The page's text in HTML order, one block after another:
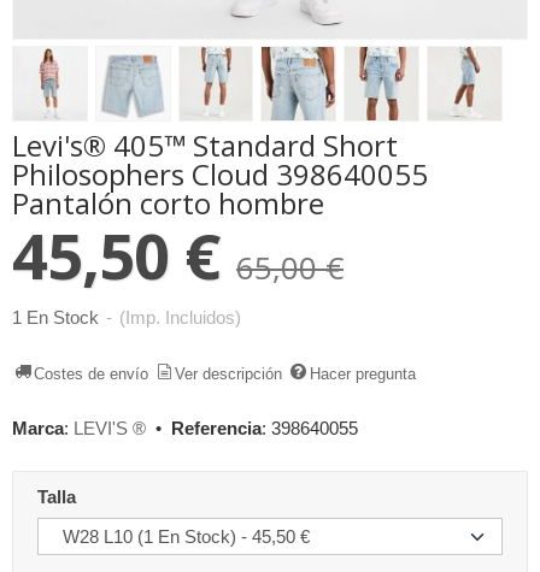
Levi's® 405™ Standard Short
Philosophers Cloud 398640055
Pantalón corto hombre
45,50 € 65,00 €
1 En Stock - (Imp. Incluidos)
Costes de envío Ver descripción Hacer pregunta
Marca: LEVI'S ® • Referencia: 398640055
Talla